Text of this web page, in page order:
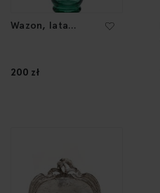
Wazon, lata
200 zł